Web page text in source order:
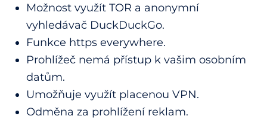
Možnost využít TOR a anonymní
vyhledávač DuckDuckGo.
Funkce https everywhere.
Prohlížeč nemá přístup k vašim osobním
datům.
Umožňuje využít placenou VPN.
Odměna za prohlížení reklam.